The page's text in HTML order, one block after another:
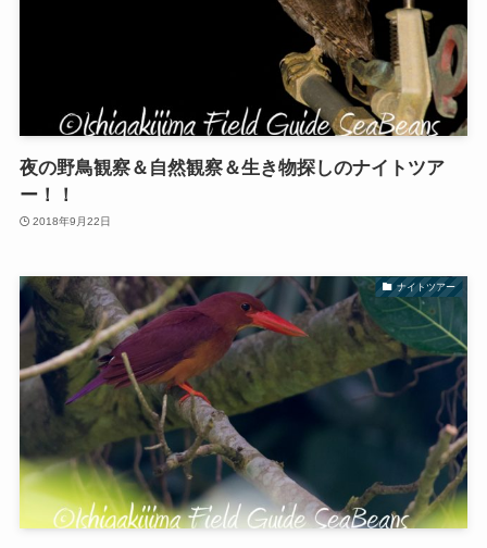
夜の野鳥観察＆自然観察＆生き物探しのナイトツア
ー！！
2018年9月22日
ナイトツアー